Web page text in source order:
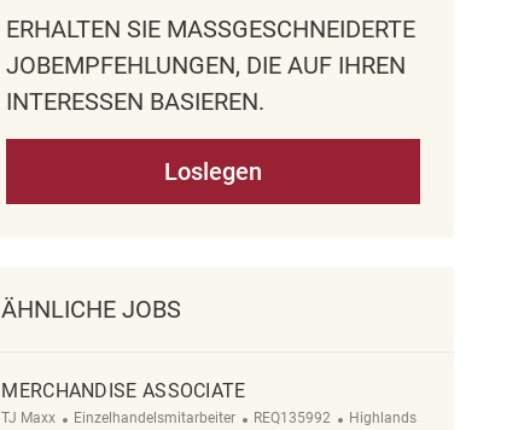
ERHALTEN SIE MASSGESCHNEIDERTE J
OBEMPFEHLUNGEN, DIE AUF IHREN I
NTERESSEN BASIEREN.
Loslegen
ÄHNLICHE JOBS
MERCHANDISE ASSOCIATE
TJ Maxx Kategorie
Einzelhandelsmitarbeiter ReqId
REQ135992 Ort
Highlands